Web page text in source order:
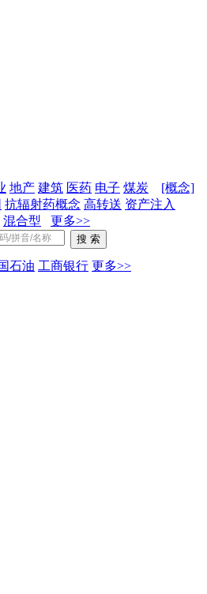
地产 建筑 医药 电子 煤炭
[概念]
抗辐射药概念 高转送 资产注入
混合型
更多>>
石油 工商银行 更多>>